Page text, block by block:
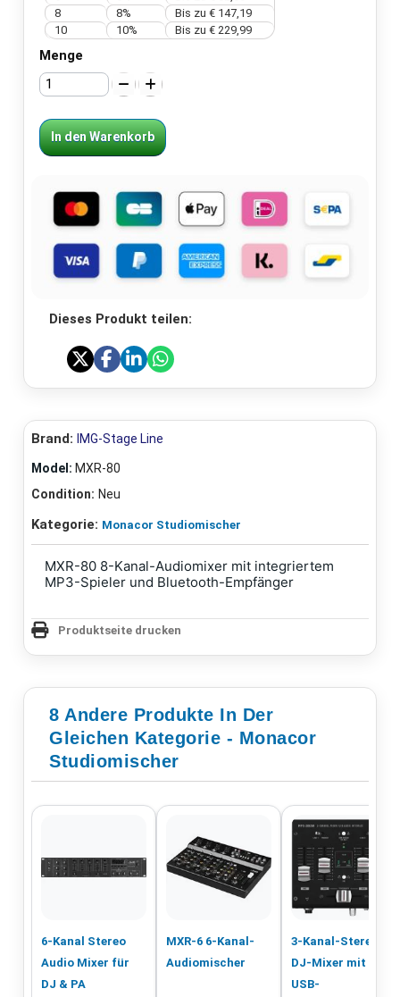
8
8% Bis zu € 147,19
10
10% Bis zu € 229,99
Menge
In den Warenkorb
Dieses Produkt teilen:
Brand: IMG-Stage Line
Model: MXR-80
Condition: Neu
Kategorie: Monacor Studiomischer
MXR-80 8-Kanal-Audiomixer mit integriertem
MP3-Spieler und Bluetooth-Empfänger
Produktseite drucken
8 Andere Produkte In Der
Gleichen Kategorie - Monacor
Studiomischer
6-Kanal Stereo
Audio Mixer für
DJ & PA
MXR-6 6-Kanal-
Audiomischer
3-Kanal-Stereo-
DJ-Mixer mit
USB-